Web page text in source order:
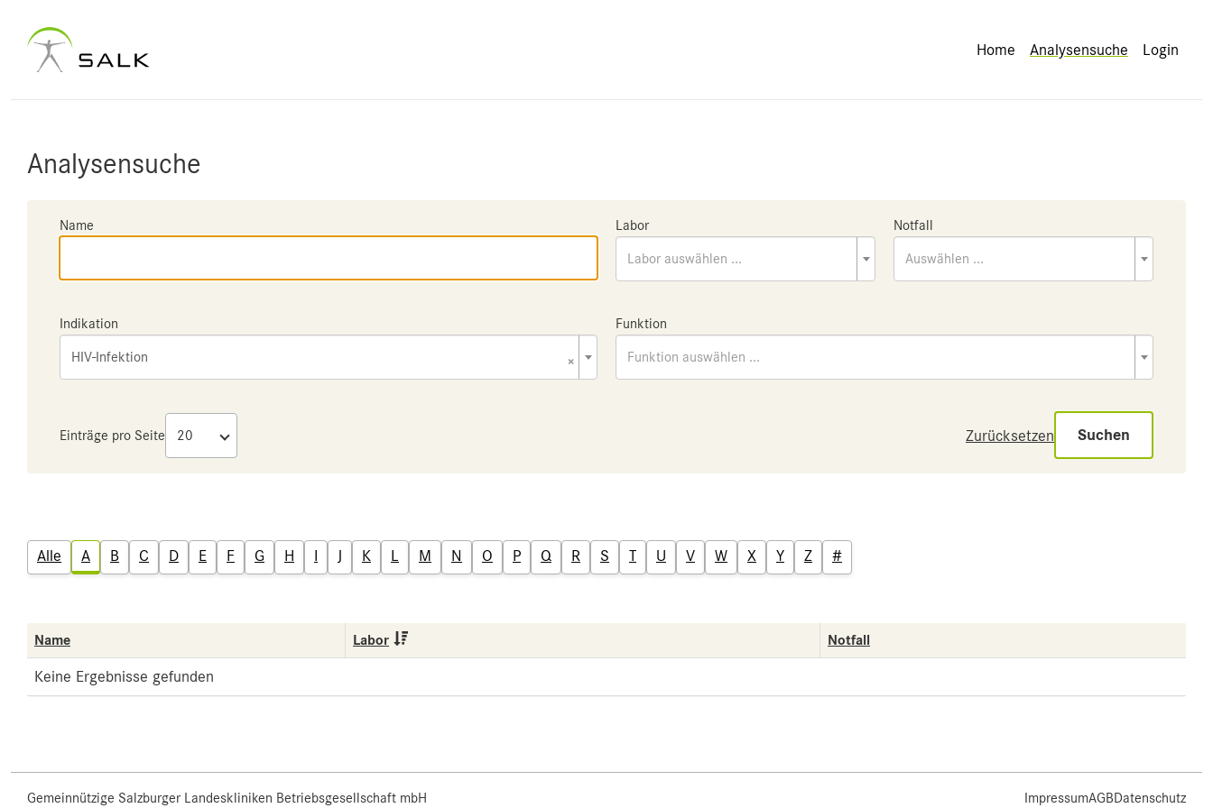
Home Analysensuche Login
Analysensuche
Name Labor
Labor auswählen ...
Notfall
Auswählen ...
Indikation
×
HIV-Infektion
Funktion
Funktion auswählen ...
Einträge pro Seite Zurücksetzen Suchen
Alle A B C D E F G H I J K L M N O P Q R S T U V W X Y Z #
Name Labor Notfall
Keine Ergebnisse gefunden
Gemeinnützige Salzburger Landeskliniken Betriebsgesellschaft mbH ImpressumAGBDatenschutz